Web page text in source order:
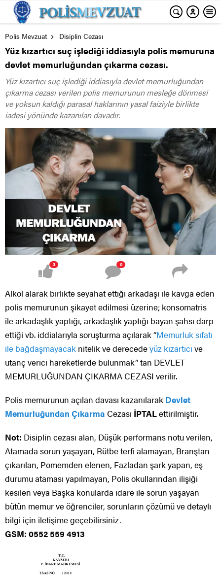
Polis Mevzuat Disiplin Cezası
Yüz kızartıcı suç işlediği iddiasıyla polis memuruna
devlet memurluğundan çıkarma cezası.
Yüz kızartıcı suç işlediği iddiasıyla devlet memurluğundan
çıkarma cezası verilen polis memurunun mesleğe dönmesi
ve yoksun kaldığı parasal haklarının yasal faiziyle birlikte
iadesi yönünde kazanılan davadır.
3 0
Alkol alarak birlikte seyahat ettiği arkadaşı ile kavga eden
polis memurunun şikayet edilmesi üzerine; konsomatris
ile arkadaşlık yaptığı, arkadaşlık yaptığı bayan şahsı darp
ettiği vb. iddialarıyla soruşturma açılarak “Memurluk sıfatı
ile bağdaşmayacak nitelik ve derecedeyüz kızartıcı ve
utanç verici hareketlerde bulunmak” tan DEVLET
MEMURLUĞUNDAN ÇIKARMA CEZASI verilir.
Polis memurunun açılan davası kazanılarak Devlet
Memurluğundan Çıkarma Cezası İPTALettirilmiştir.
Not: Disiplin cezası alan, Düşük performans notu verilen,
Atamada sorun yaşayan, Rütbe terfi alamayan, Branştan
çıkarılan, Pomemden elenen, Fazladan şark yapan, eş
durumu ataması yapılmayan, Polis okullarından ilişiği
kesilen veya Başka konularda idare ile sorun yaşayan
bütün memur ve öğrenciler, sorunların çözümü ve detaylı
bilgi için iletişime geçebilirsiniz.
GSM: 0552 559 4913